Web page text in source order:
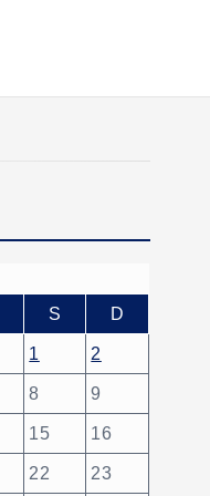
S D
1 2
8 9
15 16
22 23